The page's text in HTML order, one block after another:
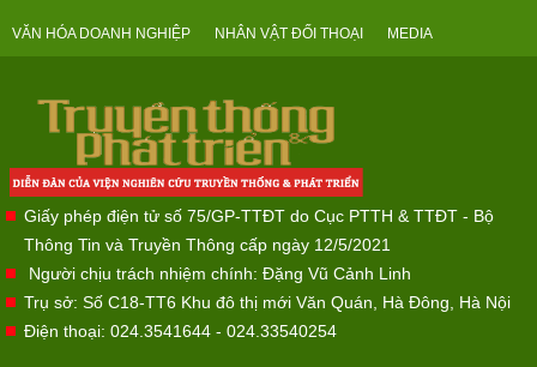
VĂN HÓA DOANH NGHIỆP NHÂN VẬT ĐỐI THOẠI MEDIA
Giấy phép điện tử số 75/GP-TTĐT do Cục PTTH & TTĐT - Bộ
Thông Tin và Truyền Thông cấp ngày 12/5/2021
Người chịu trách nhiệm chính: Đặng Vũ Cảnh Linh
Trụ sở: Số C18-TT6 Khu đô thị mới Văn Quán, Hà Đông, Hà Nội
Điện thoại: 024.3541644 - 024.33540254